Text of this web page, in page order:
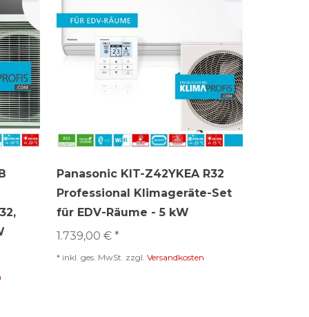
Panasonic KIT-Z42YKEA R32
Professional Klimageräte-Set
für EDV-Räume - 5 kW
1.739,00 € *
* inkl. ges. MwSt. zzgl. Versandkosten